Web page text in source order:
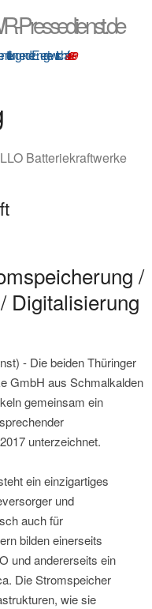
Pressedienst.de
der Energiewirtschaftseit 1999
Batteriekraftwerke
/
Digitalisierung
- Die beiden Thüringer
GmbH aus Schmalkalden
gemeinsam ein
unterzeichnet.
ein einzigartiges
und
auch für
bilden einerseits
und andererseits ein
Die Stromspeicher
wie sie